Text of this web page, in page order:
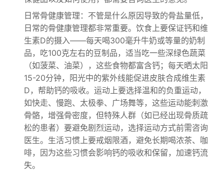
日常骨健康管理：不管是什么原因导致的骨盐量低，
日常的骨健康管理都非常重要。饮食上要保证钙和维
生素D的摄入——每天喝300毫升牛奶或等量的奶制
品，吃100克左右的豆制品，适当吃一些深绿色蔬菜
（如菠菜、油菜），这些食物都富含钙；每天晒太阳
15-20分钟，阳光中的紫外线能促进皮肤合成维生素
D，帮助钙的吸收。运动上要选择温和的负重运动，
如快走、慢跑、太极拳、广场舞等，这些运动能刺激
骨骼，增强骨密度，但特殊人群（如已经出现骨质疏
松的患者）要避免剧烈运动，选择运动方式前需咨询
医生。生活习惯上要戒烟限酒，避免长期喝浓茶、咖
啡，因为这些习惯会影响钙的吸收和保留，加速钙流
失。